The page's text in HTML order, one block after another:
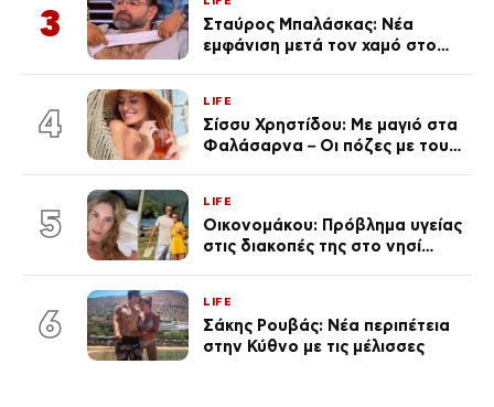
3
Σταύρος Μπαλάσκας: Νέα
εμφάνιση μετά τον χαμό στο
4
LIFE
Σίσσυ Χρηστίδου: Με μαγιό στα
Φαλάσαρνα – Οι πόζες με τους
5
LIFE
Οικονομάκου: Πρόβλημα υγείας
στις διακοπές της στο νησί
6
LIFE
Σάκης Ρουβάς: Νέα περιπέτεια
στην Κύθνο με τις μέλισσες